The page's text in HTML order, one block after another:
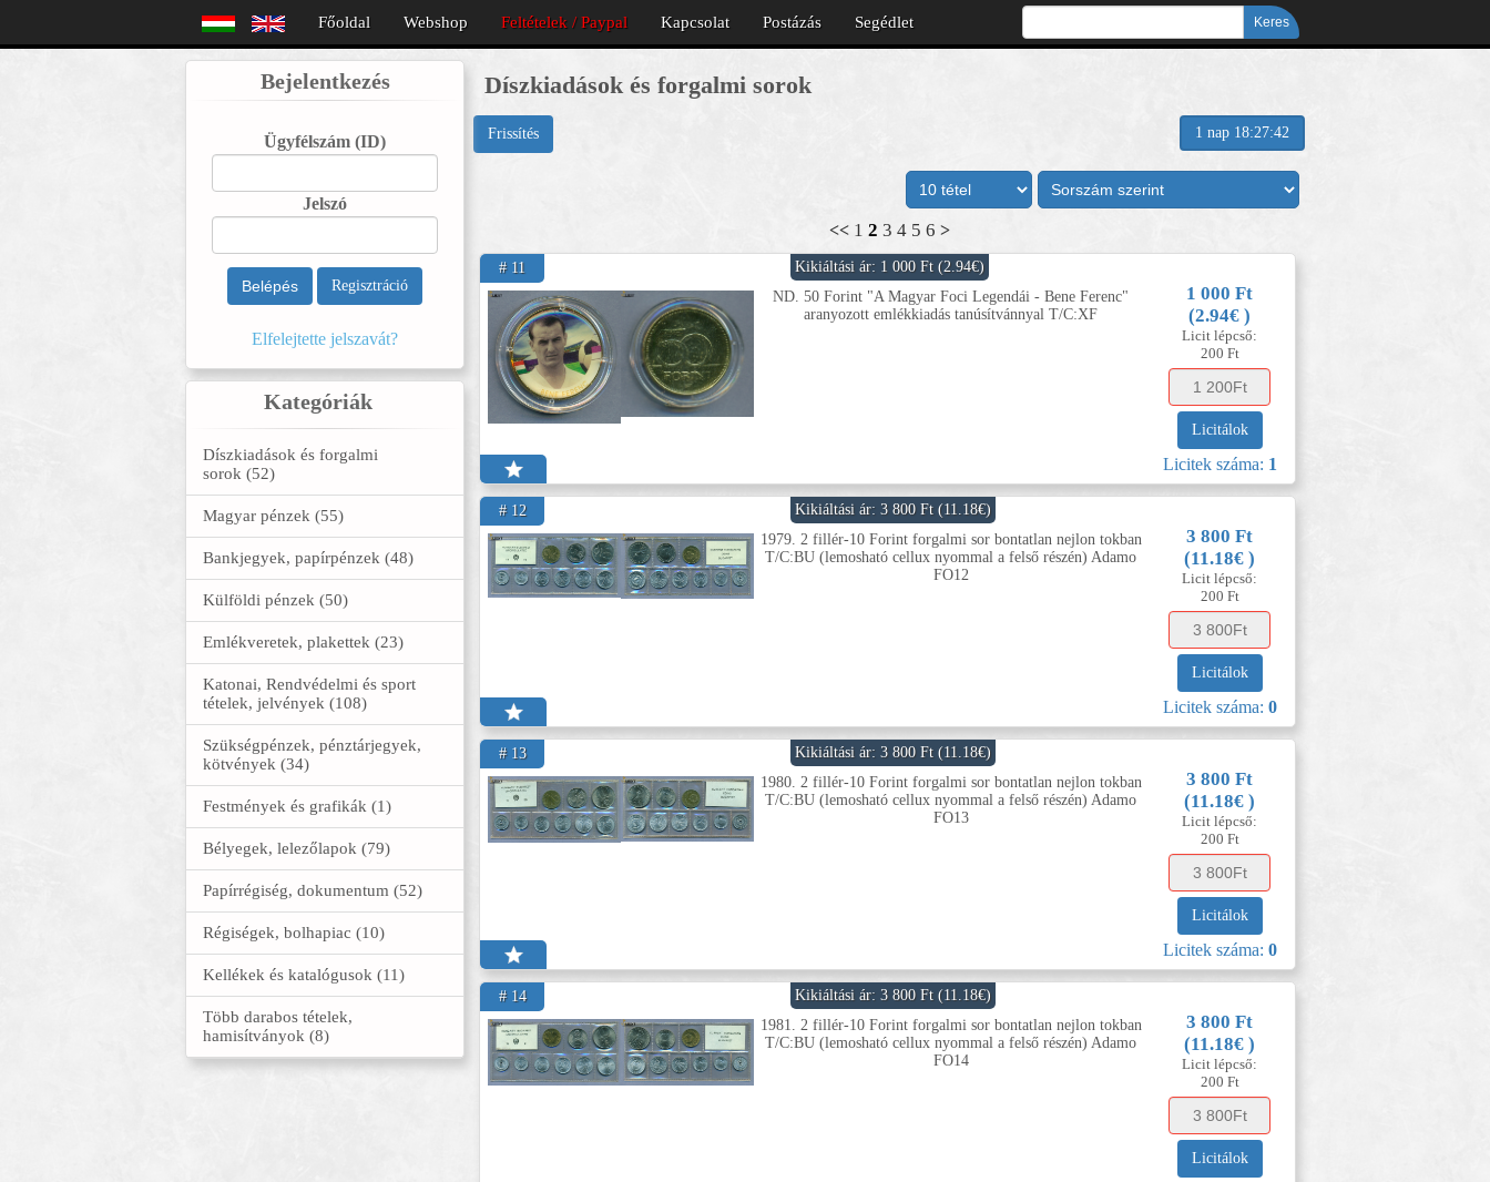
Főoldal Webshop Feltételek / Paypal Kapcsolat Postázás Segédlet
Bejelentkezés
Ügyfélszám (ID)
Jelszó
Belépés Regisztráció
Elfelejtette jelszavát?
Kategóriák
Díszkiadások és forgalmi
sorok (52)
Magyar pénzek (55)
Bankjegyek, papírpénzek (48)
Külföldi pénzek (50)
Emlékveretek, plakettek (23)
Katonai, Rendvédelmi és sport
tételek, jelvények (108)
Szükségpénzek, pénztárjegyek,
kötvények (34)
Festmények és grafikák (1)
Bélyegek, lelezőlapok (79)
Papírrégiség, dokumentum (52)
Régiségek, bolhapiac (10)
Kellékek és katalógusok (11)
Több darabos tételek,
hamisítványok (8)
Díszkiadások és forgalmi sorok
Frissítés 1 nap 18:27:41
<< 1 2 3 4 5 6 >
# 11
Kikiáltási ár: 1 000 Ft (2.94€)
ND. 50 Forint "A Magyar Foci Legendái - Bene Ferenc"
aranyozott emlékkiadás tanúsítvánnyal T/C:XF
1 000 Ft
(2.94€ )
Licit lépcső:
200 Ft
Licitálok
Licitek száma: 1
# 12
Kikiáltási ár: 3 800 Ft (11.18€)
1979. 2 fillér-10 Forint forgalmi sor bontatlan nejlon tokban
T/C:BU (lemosható cellux nyommal a felső részén) Adamo
FO12
3 800 Ft
(11.18€ )
Licit lépcső:
200 Ft
Licitálok
Licitek száma: 0
# 13
Kikiáltási ár: 3 800 Ft (11.18€)
1980. 2 fillér-10 Forint forgalmi sor bontatlan nejlon tokban
T/C:BU (lemosható cellux nyommal a felső részén) Adamo
FO13
3 800 Ft
(11.18€ )
Licit lépcső:
200 Ft
Licitálok
Licitek száma: 0
# 14
Kikiáltási ár: 3 800 Ft (11.18€)
1981. 2 fillér-10 Forint forgalmi sor bontatlan nejlon tokban
T/C:BU (lemosható cellux nyommal a felső részén) Adamo
FO14
3 800 Ft
(11.18€ )
Licit lépcső:
200 Ft
Licitálok